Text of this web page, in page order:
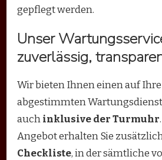
gepflegt werden.
Unser
zuverlässig,
Wir bieten Ihnen einen auf
abgestimmten
auchinklusive der Turmuhr
Angebot erhalten Sie
Checkliste, in der sämtliche